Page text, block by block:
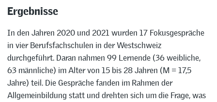
Ergebnisse
In den Jahren 2020 und 2021 wurden 17 Fokusgespräche
in vier Berufsfachschulen in der Westschweiz
durchgeführt. Daran nahmen 99 Lernende (36 weibliche,
63 männliche) im Alter von 15 bis 28 Jahren (M = 17,5
Jahre) teil. Die Gespräche fanden im Rahmen der
Allgemeinbildung statt und drehten sich um die Frage, was